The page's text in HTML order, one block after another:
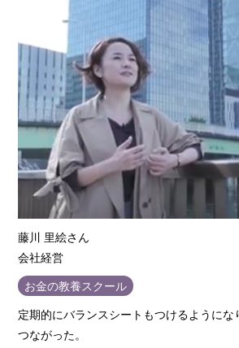
12-4-2 時間を投資するということ
study 5 セカンドライフを設計する
12-5-1 リタイア後に一番大事なこと
12-5-2 リタイア後に続けられる趣味を
12-5-3 リタイア後の生きがいを考える
12-5-4 孤立しないための友人づくり
vol.13 介護と親族ケアにかかるお金
study 1 公的介護保険の仕組み
13-1-1 介護の現状と公的介護保険の仕組
13-1-2 公的介護サービスの内容
study 2 介護にかかるお金を軽減する
13-2-1 公的な負担軽減制度
藤川 里絵さん
会社経営
お金の教養スクール
定期的にバランスシートもつけるようにな
つながった。